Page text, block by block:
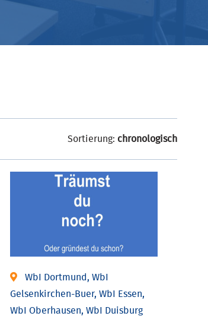
Sortierung: chronologisch
WbI Dortmund, WbI
Gelsenkirchen-Buer, WbI Essen,
WbI Oberhausen, WbI Duisburg